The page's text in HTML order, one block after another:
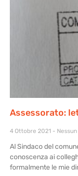
Assessorato:
4 Ottobre 2021
Al Sindaco del
conoscenza ai
formalmente le mie